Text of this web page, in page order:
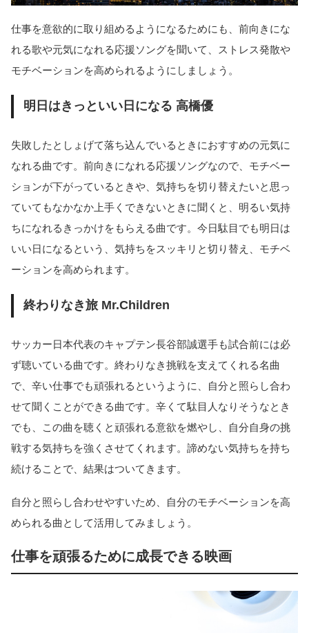
仕事を意欲的に取り組めるようになるためにも、前向きにな
れる歌や元気になれる応援ソングを聞いて、ストレス発散や
モチベーションを高められるようにしましょう。
明日はきっといい日になる 高橋優
失敗したとしょげて落ち込んでいるときにおすすめの元気に
なれる曲です。前向きになれる応援ソングなので、モチベー
ションが下がっているときや、気持ちを切り替えたいと思っ
ていてもなかなか上手くできないときに聞くと、明るい気持
ちになれるきっかけをもらえる曲です。今日駄目でも明日は
いい日になるという、気持ちをスッキリと切り替え、モチベ
ーションを高められます。
終わりなき旅 Mr.Children
サッカー日本代表のキャプテン長谷部誠選手も試合前には必
ず聴いている曲です。終わりなき挑戦を支えてくれる名曲
で、辛い仕事でも頑張れるというように、自分と照らし合わ
せて聞くことができる曲です。辛くて駄目人なりそうなとき
でも、この曲を聴くと頑張れる意欲を燃やし、自分自身の挑
戦する気持ちを強くさせてくれます。諦めない気持ちを持ち
続けることで、結果はついてきます。
自分と照らし合わせやすいため、自分のモチベーションを高
められる曲として活用してみましょう。
仕事を頑張るために成長できる映画